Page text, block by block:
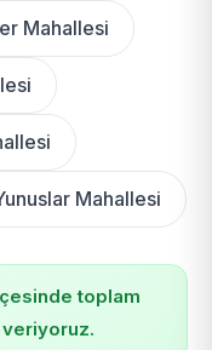
Mahallesi
Mahallesi
toplam